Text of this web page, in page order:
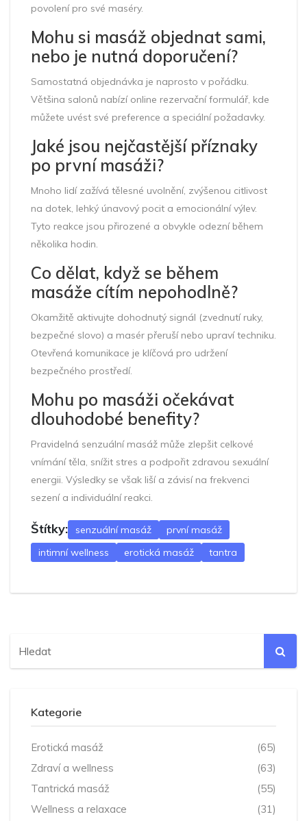
povolení pro své maséry.
Mohu si masáž objednat sami,
nebo je nutná doporučení?
Samostatná objednávka je naprosto v pořádku.
Většina salonů nabízí online rezervační formulář, kde
můžete uvést své preference a speciální požadavky.
Jaké jsou nejčastější příznaky
po první masáži?
Mnoho lidí zažívá tělesné uvolnění, zvýšenou citlivost
na dotek, lehký únavový pocit a emocionální výlev.
Tyto reakce jsou přirozené a obvykle odezní během
několika hodin.
Co dělat, když se během
masáže cítím nepohodlně?
Okamžitě aktivujte dohodnutý signál (zvednutí ruky,
bezpečné slovo) a masér přeruší nebo upraví techniku.
Otevřená komunikace je klíčová pro udržení
bezpečného prostředí.
Mohu po masáži očekávat
dlouhodobé benefity?
Pravidelná senzuální masáž může zlepšit celkové
vnímání těla, snížit stres a podpořit zdravou sexuální
energii. Výsledky se však liší a závisí na frekvenci
sezení a individuální reakci.
Štítky: senzuální masáž
první masáž
intimní wellness
erotická masáž tantra
Kategorie
Erotická masáž
(65)
Zdraví a wellness
(63)
Tantrická masáž
(55)
Wellness a relaxace
(31)